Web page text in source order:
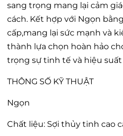
sang trọng mang lại cảm
cách. Kết hợp với Ngọn
cấp,mang lại sức mạnh và
thành lựa chọn hoàn hảo
trọng sự tinh tế và hiệu
THÔNG SỐ KỸ THUẬT
Ngọn
Chất liệu: Sợi thủy tinh cao